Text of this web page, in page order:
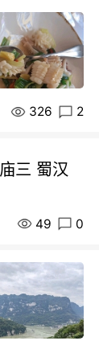
326 2
三 蜀汉
49 0